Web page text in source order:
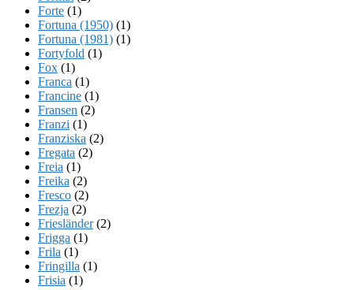
Forte (1)
Fortuna (1950) (1)
Fortuna (1981) (1)
Fortyfold (1)
Fox (1)
Franca (1)
Francine (1)
Fransen (2)
Franzi (1)
Franziska (2)
Fregata (2)
Freia (1)
Freika (2)
Fresco (2)
Frezja (2)
Friesländer(2)
Frigga (1)
Frila (1)
Fringilla (1)
Frisia (1)